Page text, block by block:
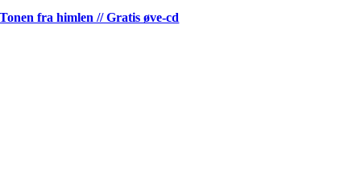
Tonen fra himlen // Gratis øve-cd